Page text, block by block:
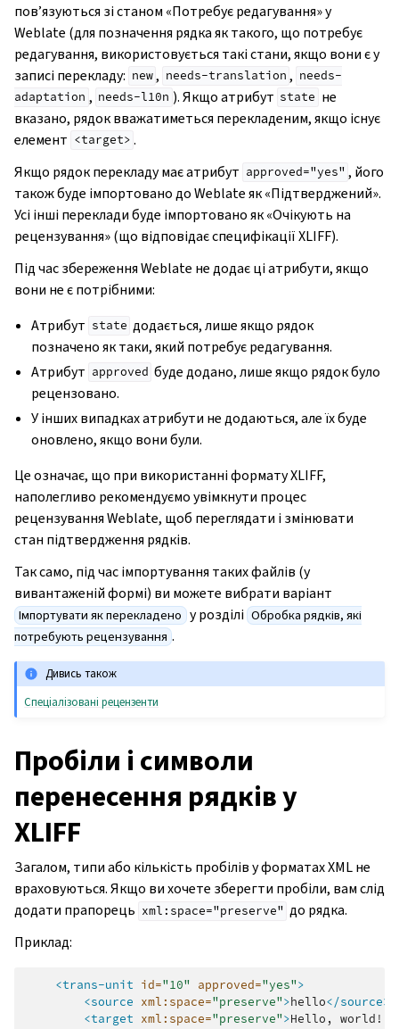
пов’язуються зі станом «Потребує редагування» у
Weblate (для позначення рядка як такого, що потребує
редагування, використовується такі стани, якщо вони є у
записі перекладу: new , needs-translation , needs-
adaptation , needs-l10n ). Якщо атрибут state не
вказано, рядок вважатиметься перекладеним, якщо існує
елемент <target> .
Якщо рядок перекладу має атрибут approved="yes" , його
також буде імпортовано до Weblate як «Підтверджений».
Усі інші переклади буде імпортовано як «Очікують на
рецензування» (що відповідає специфікації XLIFF).
Під час збереження Weblate не додає ці атрибути, якщо
вони не є потрібними:
Атрибут state додається, лише якщо рядок
позначено як таки, який потребує редагування.
Атрибут approved буде додано, лише якщо рядок було
рецензовано.
У інших випадках атрибути не додаються, але їх буде
оновлено, якщо вони були.
Це означає, що при використанні формату XLIFF,
наполегливо рекомендуємо увімкнути процес
рецензування Weblate, щоб переглядати і змінювати
стан підтвердження рядків.
Так само, під час імпортування таких файлів (у
вивантаженій формі) ви можете вибрати варіант
Імпортувати як перекладено у розділі Обробка рядків, які
потребують рецензування .
Дивись також
Спеціалізовані рецензенти
Пробіли і символи
перенесення рядків у
XLIFF
Загалом, типи або кількість пробілів у форматах XML не
враховуються. Якщо ви хочете зберегти пробіли, вам слід
додати прапорець xml:space="preserve" до рядка.
Приклад:
<trans-unit id="10" approved="yes">
<source xml:space="preserve">hello</source>
<target xml:space="preserve">Hello,